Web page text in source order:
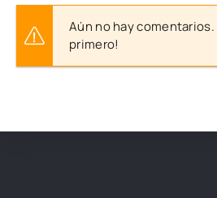
Aún no hay comentarios.
primero!